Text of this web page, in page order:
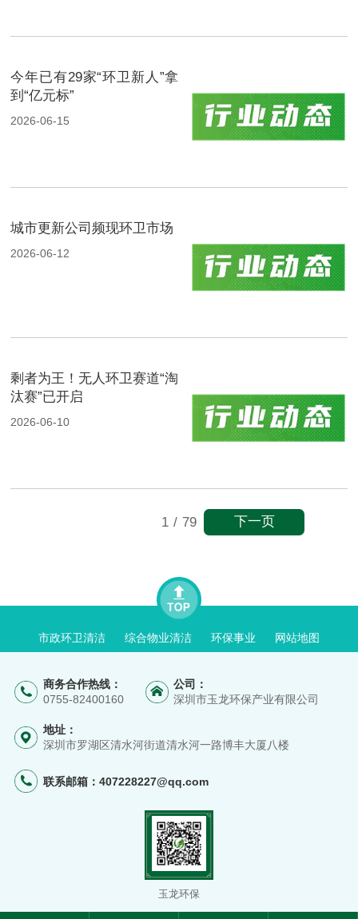
今年已有29家“环卫新人”拿
到“亿元标”
2026-06-15
城市更新公司频现环卫市场
2026-06-12
剩者为王！无人环卫赛道“淘
汰赛”已开启
2026-06-10
1 / 79 下一页
市政环卫清洁 综合物业清洁 环保事业 网站地图
商务合作热线：
0755-82400160
公司：
深圳市玉龙环保产业有限公司
地址：
深圳市罗湖区清水河街道清水河一路博丰大厦八楼
联系邮箱： 407228227@qq.com
玉龙环保